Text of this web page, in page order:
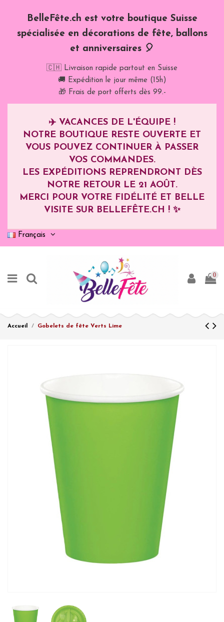
BelleFête.ch est votre boutique Suisse
spécialisée en décorations de fête, ballons
et anniversaires 🎈
🇨🇭 Livraison rapide partout en Suisse
🚚 Expédition le jour même (15h)
🎁 Frais de port offerts dès 99.-
✈️ VACANCES DE L'ÉQUIPE !
NOTRE BOUTIQUE RESTE OUVERTE ET
VOUS POUVEZ CONTINUER À PASSER
VOS COMMANDES.
LES EXPÉDITIONS REPRENDRONT DÈS
NOTRE RETOUR LE 21 AOÛT.
MERCI POUR VOTRE FIDÉLITÉ ET BELLE
VISITE SUR BELLEFÊTE.CH ! ✨
Français
0
Accueil Gobelets de fête Verts Lime